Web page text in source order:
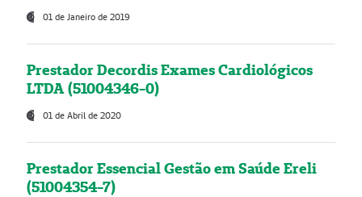
01 de Janeiro de 2019
Prestador Decordis Exames Cardiológicos
LTDA (51004346-0)
01 de Abril de 2020
Prestador Essencial Gestão em Saúde Ereli
(51004354-7)